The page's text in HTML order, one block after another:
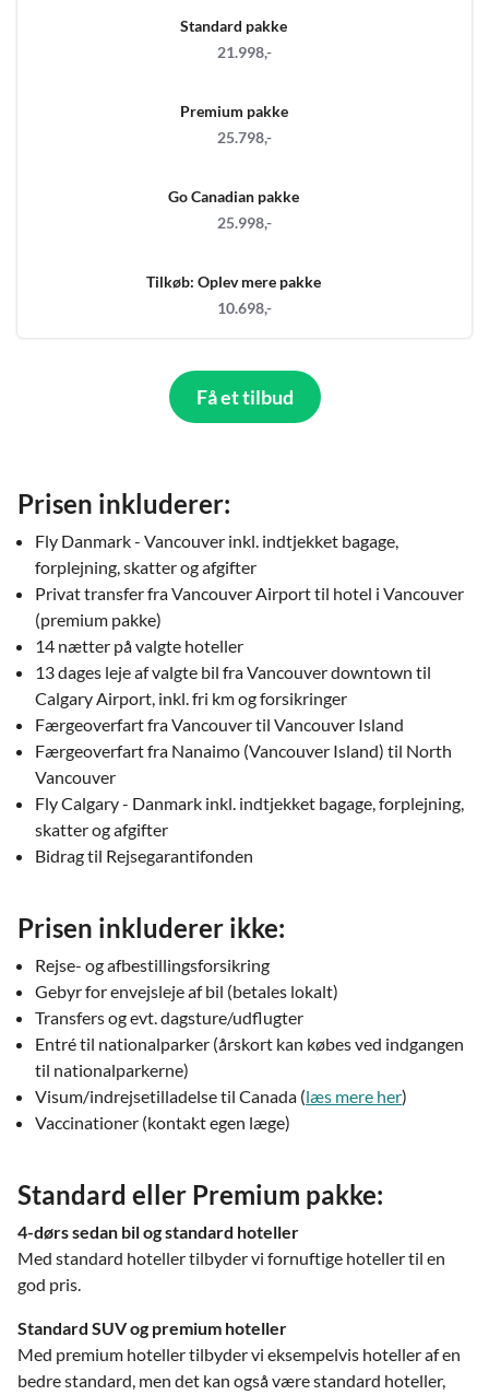
Standard pakke
21.998,-
Premium pakke
25.798,-
Go Canadian pakke
25.998,-
Tilkøb: Oplev mere pakke
10.698,-
Få et tilbud
Prisen inkluderer:
Fly Danmark - Vancouver inkl. indtjekket bagage,
forplejning, skatter og afgifter
Privat transfer fra Vancouver Airport til hotel i Vancouver
(premium pakke)
14 nætter på valgte hoteller
13 dages leje af valgte bil fra Vancouver downtown til
Calgary Airport, inkl. fri km og forsikringer
Færgeoverfart fra Vancouver til Vancouver Island
Færgeoverfart fra Nanaimo (Vancouver Island) til North
Vancouver
Fly Calgary - Danmark inkl. indtjekket bagage, forplejning,
skatter og afgifter
Bidrag til Rejsegarantifonden
Prisen inkluderer ikke:
Rejse- og afbestillingsforsikring
Gebyr for envejsleje af bil (betales lokalt)
Transfers og evt. dagsture/udflugter
Entré til nationalparker (årskort kan købes ved indgangen
til nationalparkerne)
Visum/indrejsetilladelse til Canada (læs mere her)
Vaccinationer (kontakt egen læge)
Standard eller Premium pakke:
4-dørs sedan bil og standard hoteller
Med standard hoteller tilbyder vi fornuftige hoteller til en
god pris.
Standard SUV og premium hoteller
Med premium hoteller tilbyder vi eksempelvis hoteller af en
bedre standard, men det kan også være standard hoteller,